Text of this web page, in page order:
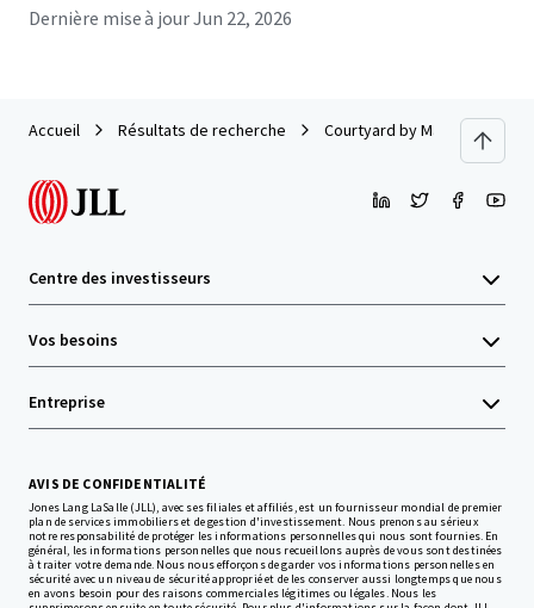
Dernière mise à jourJun 22, 2026
Accueil Résultats de recherche Courtyard by Marriott
Centre des investisseurs
Vos besoins
Entreprise
AVIS DE CONFIDENTIALITÉ
Jones Lang LaSalle (JLL), avec ses filiales et affiliés, est un fournisseur mondial de premier
plan de services immobiliers et de gestion d'investissement. Nous prenons au sérieux
notre responsabilité de protéger les informations personnelles qui nous sont fournies. En
général, les informations personnelles que nous recueillons auprès de vous sont destinées
à traiter votre demande. Nous nous efforçons de garder vos informations personnelles en
sécurité avec un niveau de sécurité approprié et de les conserver aussi longtemps que nous
en avons besoin pour des raisons commerciales légitimes ou légales. Nous les